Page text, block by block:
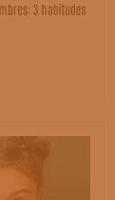
3 habitudes